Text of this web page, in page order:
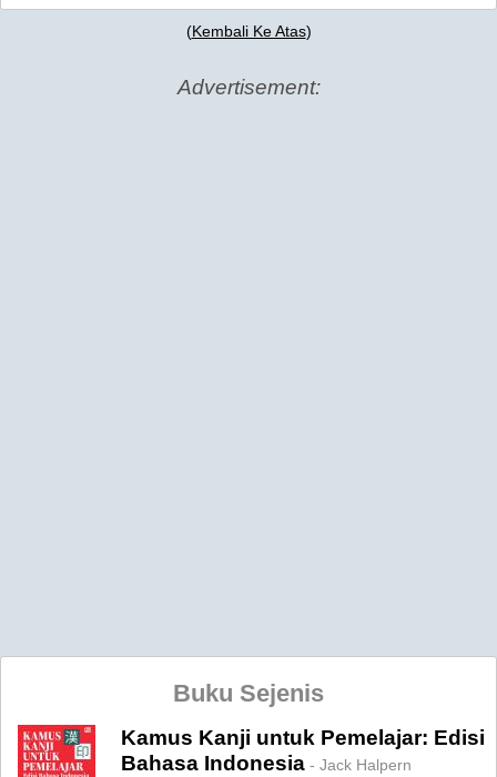
(Kembali Ke Atas)
Advertisement:
Buku Sejenis
Kamus Kanji untuk Pemelajar: Edisi
Bahasa Indonesia - Jack Halpern